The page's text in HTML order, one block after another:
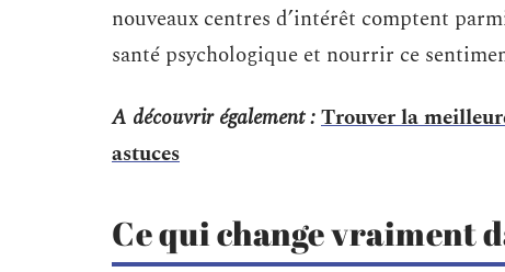
nouveaux centres d’intérêt comptent
santé psychologique et nourrir ce
A découvrir également :Trouver la
astuces
Ce qui change vraiment